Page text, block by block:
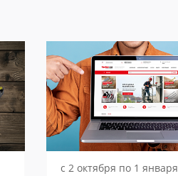
с 2 октября по 1 января